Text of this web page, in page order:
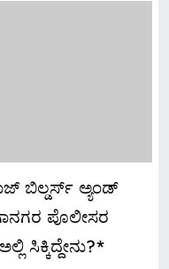
ಮಧು ಬಂಗಾರಪ್ಪ ಸೂಚನೆ